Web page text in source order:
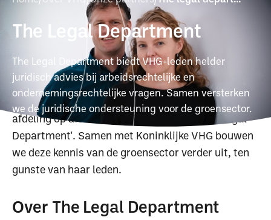
The Legal Department
The Legal Department biedt VHG-leden helder
juridisch advies bij arbeidsrechtelijke en
ondernemingsrechtelijke vragen. Samen versterken
we de juridische ondersteuning voor de groensector.
voor kwaliteit, betrokkenheid en praktisch
juridisch advies. Geen stoffige memo's, maar
duidelijke antwoorden waar je als ondernemer
direct mee verder kunt. Wij geloven in langdurige
samenwerkingen: door je bedrijf én je branche écht
te leren kennen, fungeren wij als je eigen juridische
afdeling op afstand. Vandaar de naam 'The Legal
Department'. Samen met Koninklijke VHG bouwen
we deze kennis van de groensector verder uit, ten
gunste van haar leden.
Over The Legal Department